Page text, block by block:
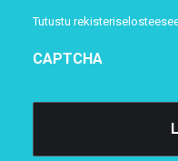
Tutustu
CAPTCHA